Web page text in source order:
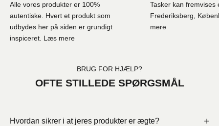
Alle vores produkter er 100%
autentiske. Hvert et produkt som
udbydes her på siden er grundigt
inspiceret. Læs mere
Tasker kan fremvises
Frederiksberg,
mere
BRUG FOR HJÆLP?
OFTE STILLEDE SPØRGSMÅL
Hvordan sikrer i at jeres produkter er ægte?